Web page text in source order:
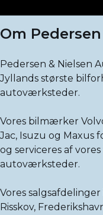
Om
Pedersen & Nielsen
Jyllands største
autoværksteder.
Vores bilmærker
Jac, Isuzu og Maxus
og serviceres af
autoværksteder.
Vores
Risskov,